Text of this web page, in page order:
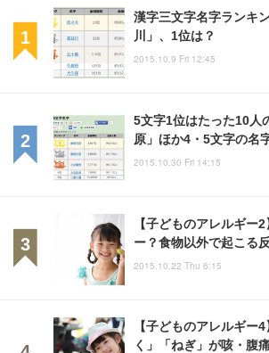
漢字三文字名字ランキ
川」、1位は？
2015.10.9 Fri 12:45
5文字1位はたった10人
原」ほか4・5文字の名
2015.10.30 Fri 14:15
【子どものアレルギー
ー？食物以外で起こる
2015.10.22 Thu 6:15
【子どものアレルギー
く」「ねぎ」が咳・腹